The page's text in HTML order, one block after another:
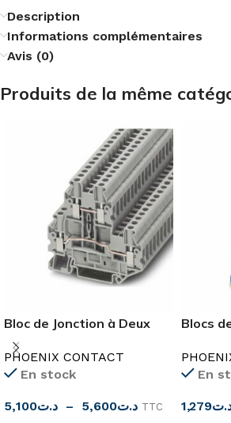
Description
Informations complémentaires
Avis (0)
Produits de la même
Bloc de Jonction à Deux
Etages
PHOENIX CONTACT
En stock
د.ت5,100 – د.ت5,600
TTC
Blocs
En
1,279